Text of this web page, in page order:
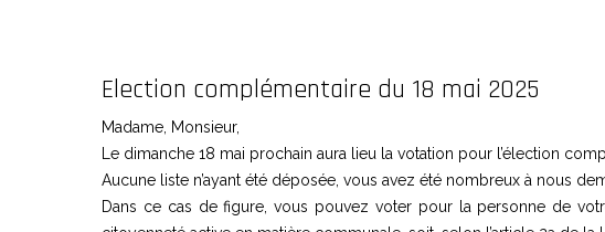
Election complémentaire du 18 mai 2025
Madame, Monsieur,
Le dimanche 18 mai prochain aura lieu la votation pour l’élection
Aucune liste n’ayant été déposée, vous avez été nombreux à nous
Dans ce cas de figure, vous pouvez voter pour la personne de